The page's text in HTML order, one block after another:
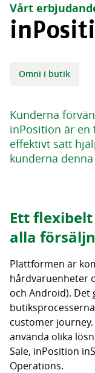
Vårt
Omni i butik
Kunderna
inPosition är
effektivt sätt
kunderna
Ett
alla
Plattformen är
hårdvaruenheter
och Android).
customer
använda olika
Sale, inPosition
Operations.